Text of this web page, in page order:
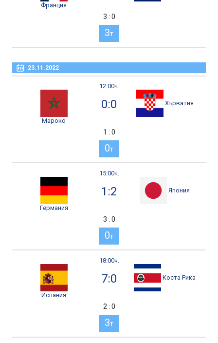
Франция
3 : 0
3т
23.11.2022
12:00ч.
Мароко
0:0 Хърватия
1 : 0
0т
15:00ч.
Германия
1:2 Япония
3 : 0
0т
18:00ч.
Испания
7:0 Коста Рика
2 : 0
3т